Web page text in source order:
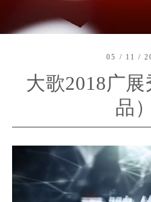
05 / 11 /
大歌2018广
品）